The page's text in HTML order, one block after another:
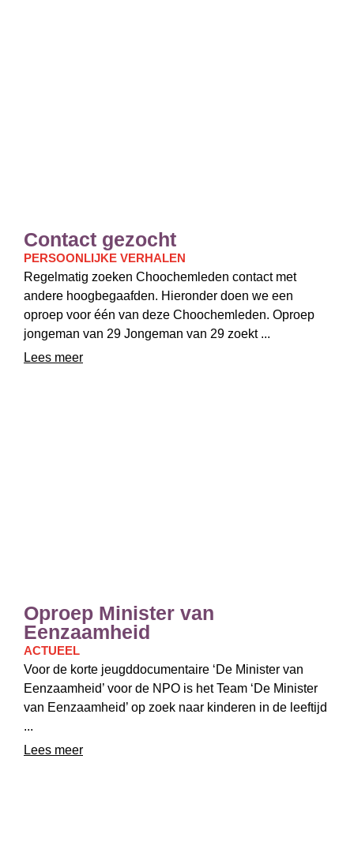
PERSOONLIJKE VERHALEN
Contact gezocht
Regelmatig zoeken Choochemleden contact met
andere hoogbegaafden. Hieronder doen we een
oproep voor één van deze Choochemleden. Oproep
jongeman van 29 Jongeman van 29 zoekt ...
Lees meer
ACTUEEL
Oproep Minister van
Eenzaamheid
Voor de korte jeugddocumentaire ‘De Minister van
Eenzaamheid’ voor de NPO is het Team ‘De Minister
van Eenzaamheid’ op zoek naar kinderen in de leeftijd
...
Lees meer